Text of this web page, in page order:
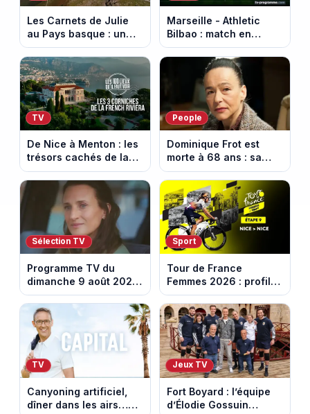
Les Carnets de Julie
au Pays basque : un
banquet au sommet de
la Rhune
Marseille - Athletic
Bilbao : match en
direct sur Ligue 1+ à
17h30 (amical du 9
août 2026)
TV
De Nice à Menton : les
trésors cachés de la
French Riviera dévoilés
dans les 100 lieux qu'il
faut voir
People
Dominique Frot est
morte à 68 ans : sa
sœur Catherine Frot
annonce la triste
nouvelle
Sélection TV
Programme TV du
dimanche 9 août 2026
: notre sélection pour
votre soirée télé
Sport
Tour de France
Femmes 2026 : profil
et horaires de la
dernière étape à Nice
TV
Canyoning artificiel,
dîner dans les airs…
Jeux TV
Fort Boyard : l’équipe
d’Élodie Gossuin